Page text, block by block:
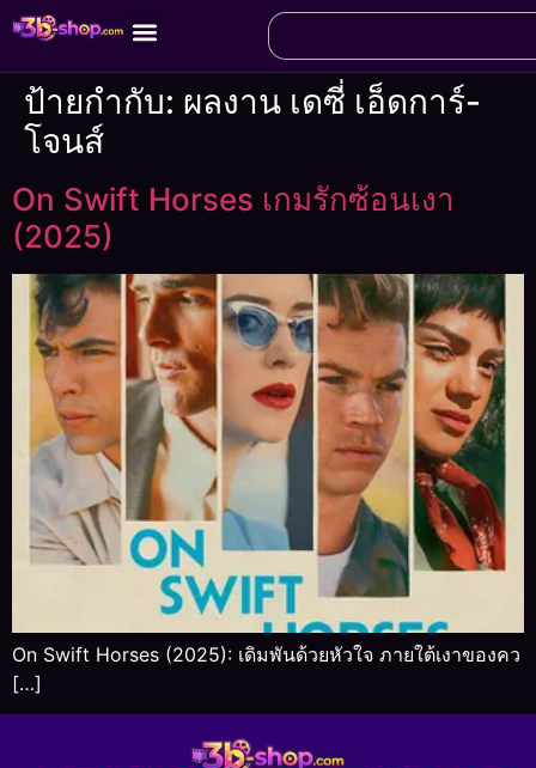
ป้ายกำกับ: ผลงาน เดซี่ เอ็ดการ์-
โจนส์
On Swift Horses เกมรักซ้อนเงา
(2025)
On Swift Horses (2025): เดิมพันด้วยหัวใจ ภายใต้เงาของคว
[…]